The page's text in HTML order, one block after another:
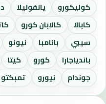
كوليكورو
يانفوليلا
كابالا
كالابان كورو
سيبي
بانامبا نيونو
باندياجارا
كورو كيتا
جوندام
نيورو تمبكتو